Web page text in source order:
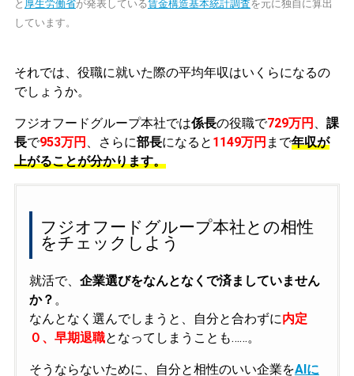
と 厚生労働省が発表している賃金構造基本統計調査を元に独自に算出
しています。
それでは、役職に就いた際の平均年収はいくらになるの
でしょうか。
フジオフードグループ本社では係長の役職で729万円
課
長で953万円 、さらに部長になると 1149万円 まで年収が
上がることが分かります。
フジオフードグループ本社との相性
をチェックしよう
就活で、 企業選びをなんとなくで済ましていません
か？ 。
なんとなく選んでしまうと、自分と合わずに内定
０、早期退職となってしまうことも……。
そうならないために、自分と相性のいい企業をAIに